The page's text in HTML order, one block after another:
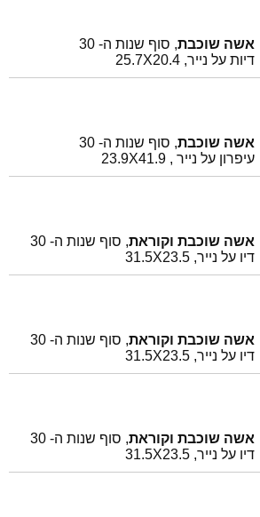
אשה שוכבת, סוף שנות ה- 30
דיות על נייר, 25.7X20.4
אשה שוכבת, סוף שנות ה- 30
עיפרון על נייר , 23.9X41.9
אשה שוכבת וקוראת, סוף שנות ה- 30
דיו על נייר, 31.5X23.5
אשה שוכבת וקוראת, סוף שנות ה- 30
דיו על נייר, 31.5X23.5
אשה שוכבת וקוראת, סוף שנות ה- 30
דיו על נייר, 31.5X23.5